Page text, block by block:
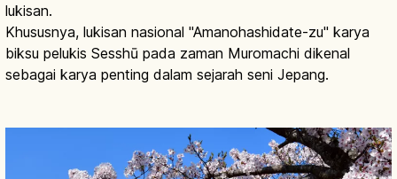
lukisan.
Khususnya, lukisan nasional "Amanohashidate-zu" karya
biksu pelukis Sesshū pada zaman Muromachi dikenal
sebagai karya penting dalam sejarah seni Jepang.